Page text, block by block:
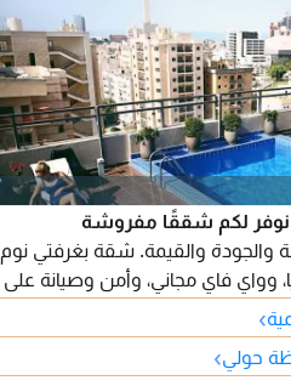
للمناهج البريطانية والأمريكية.
الأعمار.
نوفر لكم شققًا مفروشة
والجودة والقيمة. شقة بغرفتي نوم
وواي فاي مجاني، وأمن وصيانة على
›
حولي›